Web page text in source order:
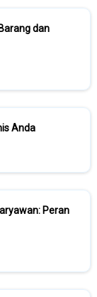
dan
Anda
Peran